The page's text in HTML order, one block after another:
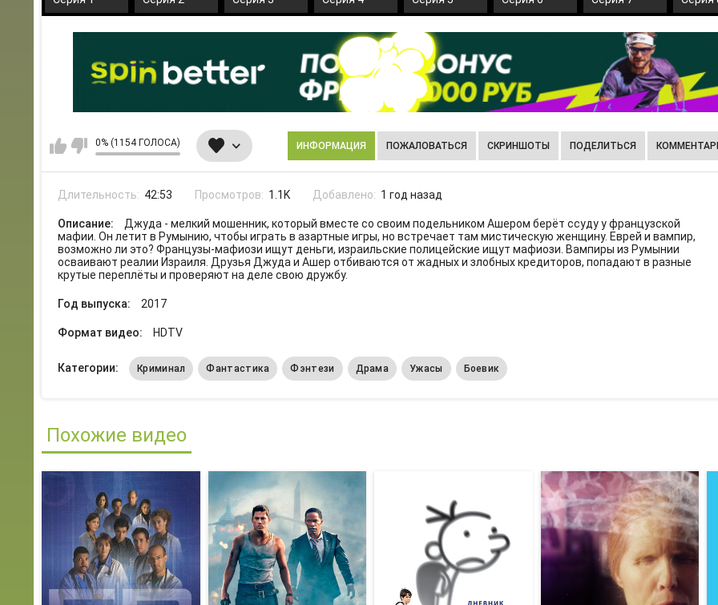
0% (1154 ГОЛОСА) ИНФОРМАЦИЯ ПОЖАЛОВАТЬСЯ СКРИНШОТЫ ПОДЕЛИТЬСЯ
Длительность: 42:53 Просмотров: 1.1K Добавлено: 1 год назад
Описание:
Джуда - мелкий мошенник, который вместе со своим подельником Ашером берёт ссуду у французской
мафии. Он летит в Румынию, чтобы играть в азартные игры, но встречает там мистическую женщину. Еврей и вампир,
возможно ли это? Французы-мафиози ищут деньги, израильские полицейские ищут мафиози. Вампиры из Румынии
осваивают реалии Израиля. Друзья Джуда и Ашер отбиваются от жадных и злобных кредиторов, попадают в разные
крутые переплёты и проверяют на деле свою дружбу.
Год выпуска: 2017
Формат видео: HDTV
Категории: Криминал Фантастика Фэнтези Драма Ужасы Боевик
Похожие видео